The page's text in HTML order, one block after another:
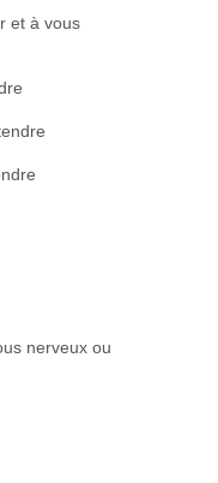
et à vous
nerveux ou